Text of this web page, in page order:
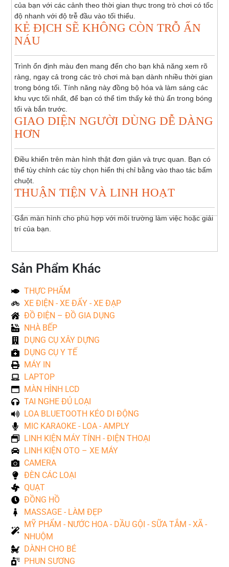
của bạn với các cảnh theo thời gian thực trong trò chơi có tốc
độ nhanh với độ trễ đầu vào tối thiểu.
KẺ ĐỊCH SẼ KHÔNG CÒN TRỖ ẨN
NÁU
Trình ổn định màu đen mang đến cho bạn khả năng xem rõ
ràng, ngay cả trong các trò chơi mà bạn dành nhiều thời gian
trong bóng tối. Tính năng này đồng bộ hóa và làm sáng các
khu vực tối nhất, để bạn có thể tìm thấy kẻ thù ẩn trong bóng
tối và bắn trước.
GIAO DIỆN NGƯỜI DÙNG DỄ DÀNG
HƠN
Điều khiển trên màn hình thật đơn giản và trực quan. Bạn có
thể tùy chỉnh các tùy chọn hiển thị chỉ bằng vào thao tác bấm
chuột.
THUẬN TIỆN VÀ LINH HOẠT
Gắn màn hình cho phù hợp với môi trường làm việc hoặc giải
trí của bạn.
Sản Phẩm Khác
THỰC PHẨM
XE ĐIỆN - XE ĐẨY - XE ĐẠP
ĐỒ ĐIỆN – ĐỒ GIA DỤNG
NHÀ BẾP
DỤNG CỤ XÂY DỰNG
DỤNG CỤ Y TẾ
MÁY IN
LAPTOP
MÀN HÌNH LCD
TAI NGHE ĐỦ LOẠI
LOA BLUETOOTH KÉO DI ĐỘNG
MIC KARAOKE - LOA - AMPLY
LINH KIỆN MÁY TÍNH - ĐIỆN THOẠI
LINH KIỆN OTO – XE MÁY
CAMERA
ĐÈN CÁC LOẠI
QUẠT
ĐỒNG HỒ
MASSAGE - LÀM ĐẸP
MỸ PHẨM - NƯỚC HOA - DẦU GỘI - SỮA TẮM - XÃ -
NHUỘM
DÀNH CHO BÉ
PHUN SƯƠNG